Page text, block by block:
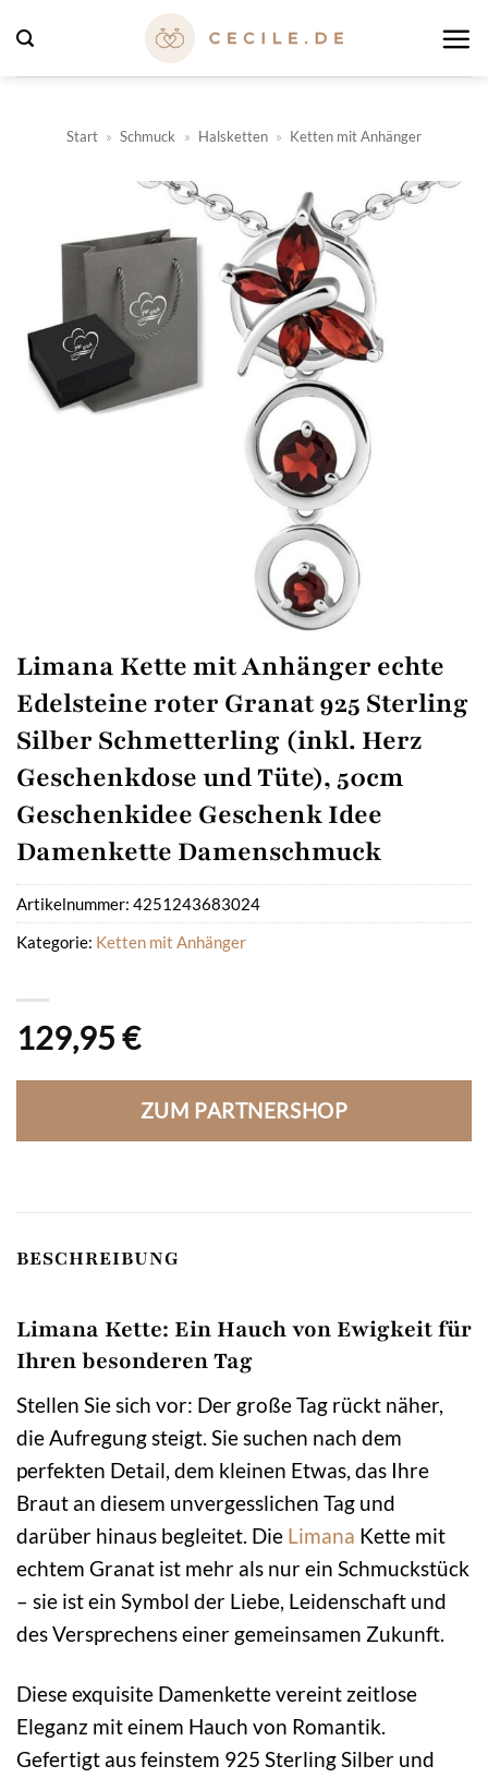
Inhalt
springen
Start » Schmuck » Halsketten » Ketten mit Anhänger
Limana Kette mit Anhänger echte
Edelsteine roter Granat 925 Sterling
Silber Schmetterling (inkl. Herz
Geschenkdose und Tüte), 50cm
Geschenkidee Geschenk Idee
Damenkette Damenschmuck
129,95 €
ZUM PARTNERSHOP
Artikelnummer: 4251243683024
Kategorie: Ketten mit Anhänger
BESCHREIBUNG
Limana Kette: Ein Hauch von Ewigkeit für
Ihren besonderen Tag
Stellen Sie sich vor: Der große Tag rückt näher,
die Aufregung steigt. Sie suchen nach dem
perfekten Detail, dem kleinen Etwas, das Ihre
Braut an diesem unvergesslichen Tag und
darüber hinaus begleitet. Die Limana Kette mit
echtem Granat ist mehr als nur ein Schmuckstück
– sie ist ein Symbol der Liebe, Leidenschaft und
des Versprechens einer gemeinsamen Zukunft.
Diese exquisite Damenkette vereint zeitlose
Eleganz mit einem Hauch von Romantik.
Gefertigt aus feinstem 925 Sterling Silber und